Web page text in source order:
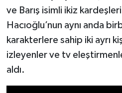
ve Barış isimli ikiz
Hacıoğlu’nun aynı anda
karakterlere sahip iki ayrı
izleyenler ve tv
aldı.